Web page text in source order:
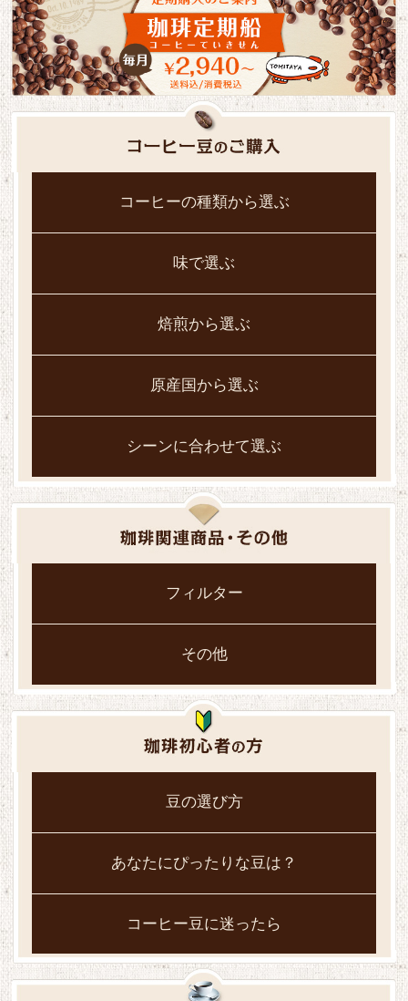
コーヒーの種類から選ぶ
味で選ぶ
焙煎から選ぶ
原産国から選ぶ
シーンに合わせて選ぶ
フィルター
その他
豆の選び方
あなたにぴったりな豆は？
コーヒー豆に迷ったら